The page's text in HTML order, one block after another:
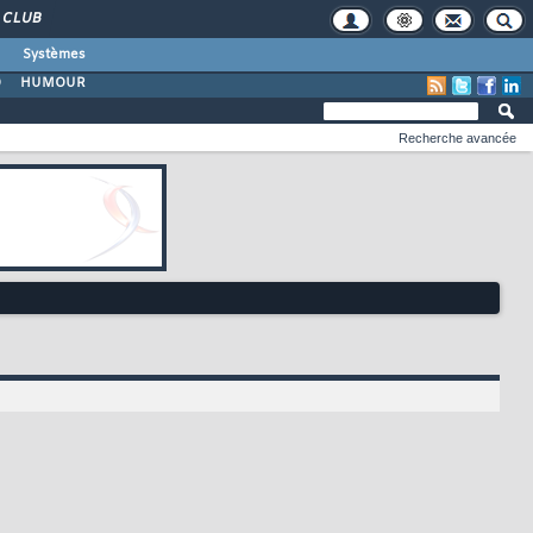
CLUB
Systèmes
HUMOUR
Recherche avancée